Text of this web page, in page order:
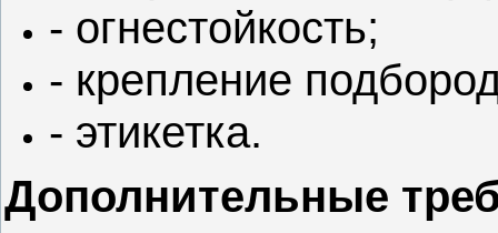
- огнестойкость;
- крепление
- этикетка.
Дополнительные